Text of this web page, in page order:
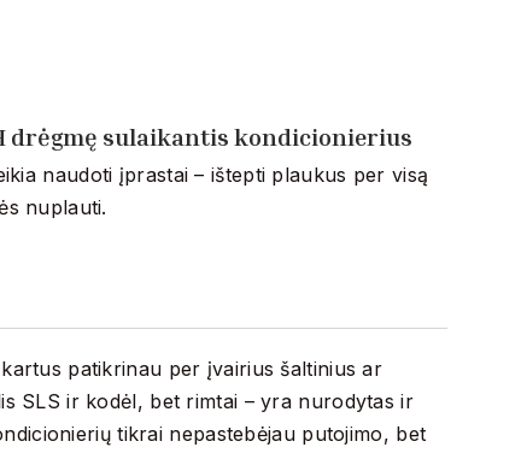
drėgmę sulaikantis kondicionierius
naudoti įprastai – ištepti plaukus per visą
nuplauti.
patikrinau per įvairius šaltinius ar
SLS ir kodėl, bet rimtai – yra nurodytas ir
tikrai nepastebėjau putojimo, bet